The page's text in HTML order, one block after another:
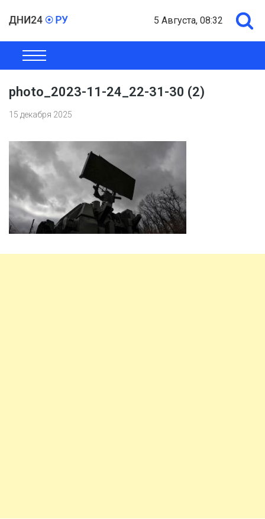
5 Августа, 08:32
ОБЩЕСТВО
photo_2023-11-24_22-31-30 (2)
15 декабря 2025